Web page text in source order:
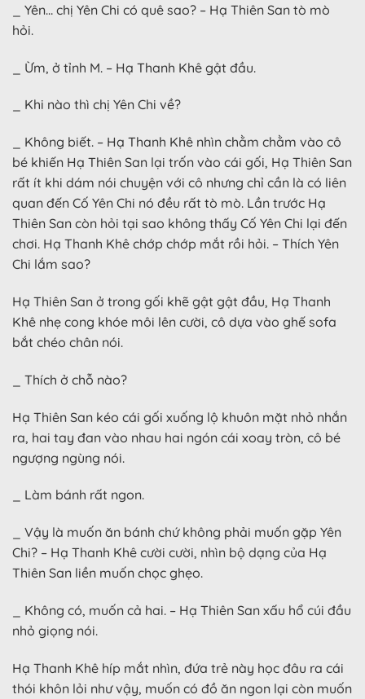
_ Yên… chị Yên Chi có quê sao? – Hạ Thiên San tò mò
hỏi.
_ Ừm, ở tỉnh M. – Hạ Thanh Khê gật đầu.
_ Khi nào thì chị Yên Chi về?
_ Không biết. – Hạ Thanh Khê nhìn chằm chằm vào cô
bé khiến Hạ Thiên San lại trốn vào cái gối, Hạ Thiên San
rất ít khi dám nói chuyện với cô nhưng chỉ cần là có liên
quan đến Cố Yên Chi nó đều rất tò mò. Lần trước Hạ
Thiên San còn hỏi tại sao không thấy Cố Yên Chi lại đến
chơi. Hạ Thanh Khê chớp chớp mắt rồi hỏi. – Thích Yên
Chi lắm sao?
Hạ Thiên San ở trong gối khẽ gật gật đầu, Hạ Thanh
Khê nhẹ cong khóe môi lên cười, cô dựa vào ghế sofa
bắt chéo chân nói.
_ Thích ở chỗ nào?
Hạ Thiên San kéo cái gối xuống lộ khuôn mặt nhỏ nhắn
ra, hai tay đan vào nhau hai ngón cái xoay tròn, cô bé
ngượng ngùng nói.
_ Làm bánh rất ngon.
_ Vậy là muốn ăn bánh chứ không phải muốn gặp Yên
Chi? – Hạ Thanh Khê cười cười, nhìn bộ dạng của Hạ
Thiên San liền muốn chọc ghẹo.
_ Không có, muốn cả hai. – Hạ Thiên San xấu hổ cúi đầu
nhỏ giọng nói.
Hạ Thanh Khê híp mắt nhìn, đứa trẻ này học đâu ra cái
thói khôn lỏi như vậy, muốn có đồ ăn ngon lại còn muốn